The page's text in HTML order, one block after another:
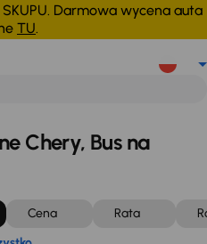
Darmowa wycena auta
TU.
Chery, Bus na
Cena Rata